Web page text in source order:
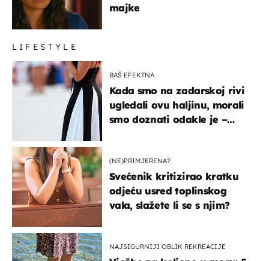
majke
LIFESTYLE
BAŠ EFEKTNA
Kada smo na zadarskoj rivi
ugledali ovu haljinu, morali
smo doznati odakle je –
(NE)PRIMJERENA?
Svećenik kritizirao kratku
odjeću usred toplinskog
vala, slažete li se s njim?
NAJSIGURNIJI OBLIK REKREACIJE